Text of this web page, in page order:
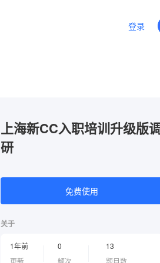
登录
上海新CC入职培训升级版
研
免费使用
关于
1年前
更新
0
频次
13
题目数